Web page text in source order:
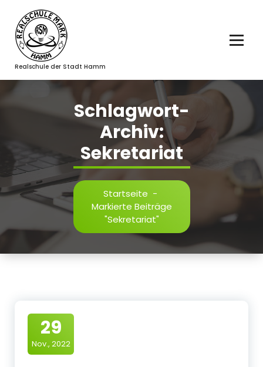
Inhalt
springen
Realschule der Stadt Hamm
Schlagwort-
Archiv:
Sekretariat
Startseite -
Markierte Beiträge
"Sekretariat"
29
Nov., 2022